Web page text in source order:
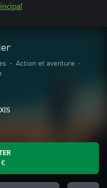
• Action et aventure
•
€